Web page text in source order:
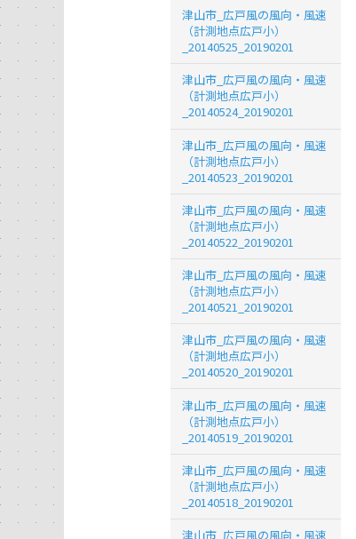
津山市_広戸風の風向・風速
（計測地点広戸小）
_20140525_20190201
津山市_広戸風の風向・風速
（計測地点広戸小）
_20140524_20190201
津山市_広戸風の風向・風速
（計測地点広戸小）
_20140523_20190201
津山市_広戸風の風向・風速
（計測地点広戸小）
_20140522_20190201
津山市_広戸風の風向・風速
（計測地点広戸小）
_20140521_20190201
津山市_広戸風の風向・風速
（計測地点広戸小）
_20140520_20190201
津山市_広戸風の風向・風速
（計測地点広戸小）
_20140519_20190201
津山市_広戸風の風向・風速
（計測地点広戸小）
_20140518_20190201
津山市_広戸風の風向・風速